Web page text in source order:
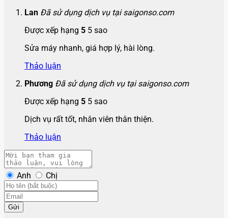
Lan Đã sử dụng dịch vụ tại saigonso.com
Được xếp hạng 5 5 sao
Sửa máy nhanh, giá hợp lý, hài lòng.
Thảo luận
Phương Đã sử dụng dịch vụ tại saigonso.com
Được xếp hạng 5 5 sao
Dịch vụ rất tốt, nhân viên thân thiện.
Thảo luận
Anh Chị
Gửi